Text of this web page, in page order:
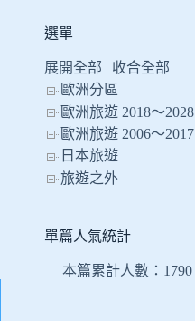
符
條
件
的
結
果
選單
展開全部 | 收合全部
歐洲分區
歐洲旅遊 2018～2028
歐洲旅遊 2006～2017
日本旅遊
旅遊之外
單篇人氣統計
本篇累計人數： 1790